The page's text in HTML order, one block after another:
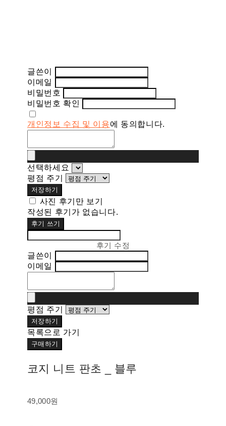
글쓴이
이메일
비밀번호
비밀번호 확인
개인정보 수집 및 이용에 동의합니다.
선택하세요
평점 주기
저장하기
사진 후기만 보기
작성된 후기가 없습니다.
후기 쓰기
후기 수정
글쓴이
이메일
평점 주기
저장하기
목록으로 가기
구매하기
코지 니트 판초 _ 블루
49,000원